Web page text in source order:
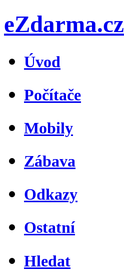
eZdarma.cz
Úvod
Počítače
Mobily
Zábava
Odkazy
Ostatní
Hledat